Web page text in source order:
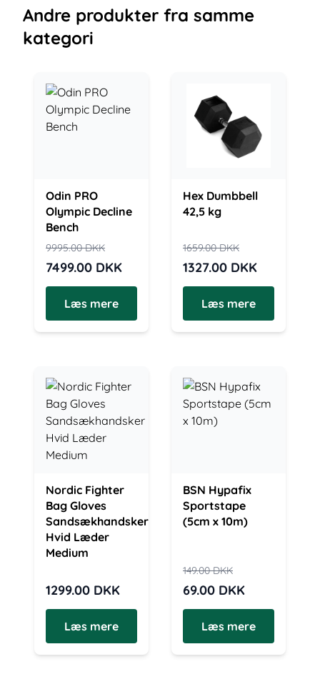
Andre produkter fra samme
kategori
Odin PRO
Olympic Decline
Bench
9995.00DKK
7499.00 DKK
Læs mere
Hex Dumbbell
42,5 kg
1659.00DKK
1327.00 DKK
Læs mere
Nordic Fighter
Bag Gloves
Sandsækhandsker
Hvid Læder
Medium
1299.00 DKK
Læs mere
BSN Hypafix
Sportstape
(5cm x 10m)
149.00DKK
69.00 DKK
Læs mere